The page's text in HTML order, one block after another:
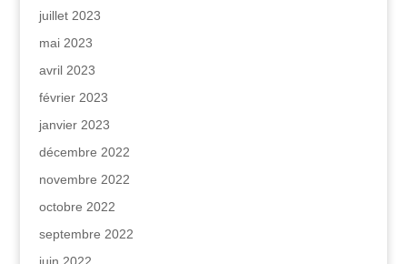
juillet 2023
mai 2023
avril 2023
février 2023
janvier 2023
décembre 2022
novembre 2022
octobre 2022
septembre 2022